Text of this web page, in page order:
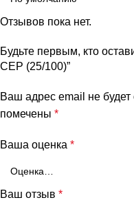
Отзывов пока нет.
Будьте первым, кто
СЕР (25/100)”
Ваш адрес email не будет
помечены *
Ваша оценка *
Ваш отзыв *